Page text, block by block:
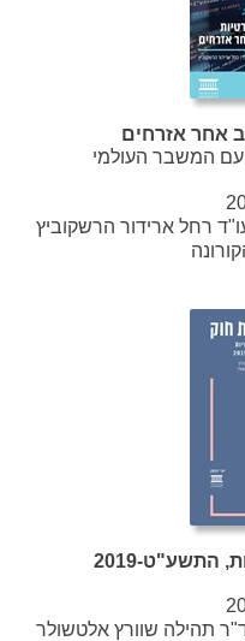
אחר אזרחים
עם המשבר העולמי
רחל ארידור הרשקוביץ
התשע"ט-2019
תהילה שוורץ אלטשולר